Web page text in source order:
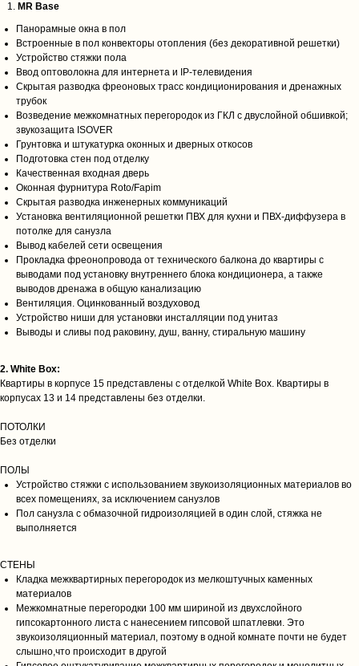
MR Base
Панорамные окна в пол
Встроенные в пол конвекторы отопления (без декоративной решетки)
Устройство стяжки пола
Ввод оптоволокна для интернета и IP-телевидения
Скрытая разводка фреоновых трасс кондиционирования и дренажных
трубок
Возведение межкомнатных перегородок из ГКЛ с двуслойной обшивкой;
звукозащита ISOVER
Грунтовка и штукатурка оконных и дверных откосов
Подготовка стен под отделку
Качественная входная дверь
Оконная фурнитура Roto/Fapim
Скрытая разводка инженерных коммуникаций
Установка вентиляционной решетки ПВХ для кухни и ПВХ-диффузера в
потолке для санузла
Вывод кабелей сети освещения
Прокладка фреонопровода от технического балкона до квартиры с
выводами под установку внутреннего блока кондиционера, а также
выводов дренажа в общую канализацию
Вентиляция. Оцинкованный воздуховод
Устройство ниши для установки инсталляции под унитаз
Выводы и сливы под раковину, душ, ванну, стиральную машину
2. White Box:
Квартиры в корпусе 15 представлены с отделкой White Box. Квартиры в
корпусах 13 и 14 представлены без отделки.
ПОТОЛКИ
Без отделки
ПОЛЫ
Устройство стяжки с использованием звукоизоляционных материалов во
всех помещениях, за исключением санузлов
Пол санузла с обмазочной гидроизоляцией в один слой, стяжка не
выполняется
СТЕНЫ
Кладка межквартирных перегородок из мелкоштучных каменных
материалов
Межкомнатные перегородки 100 мм шириной из двухслойного
гипсокартонного листа с нанесением гипсовой шпатлевки. Это
звукоизоляционный материал, поэтому в одной комнате почти не будет
слышно,что происходит в другой